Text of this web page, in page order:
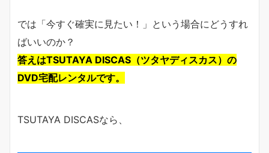
では「今すぐ確実に見たい！」という場合にどうすれ
ばいいのか？
答えはTSUTAYA DISCAS（ツタヤディスカス）の
DVD宅配レンタルです。
TSUTAYA DISCASなら、